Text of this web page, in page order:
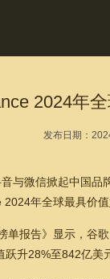
2024年
发布日期：
与微信掀起中国品
年全球最具价
单报告》显示，
升28%至842亿